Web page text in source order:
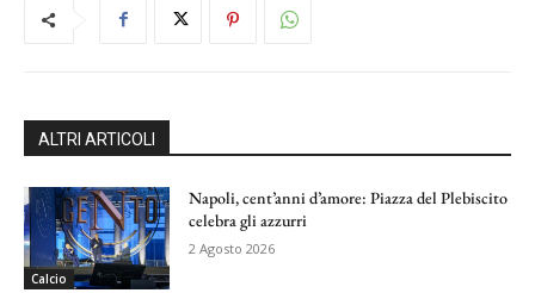
ALTRI ARTICOLI
Calcio
Napoli, cent’anni d’amore: Piazza del Plebiscito
celebra gli azzurri
2 Agosto 2026